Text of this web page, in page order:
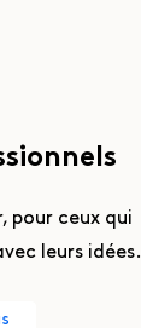
pour ceux qui
leurs idées.